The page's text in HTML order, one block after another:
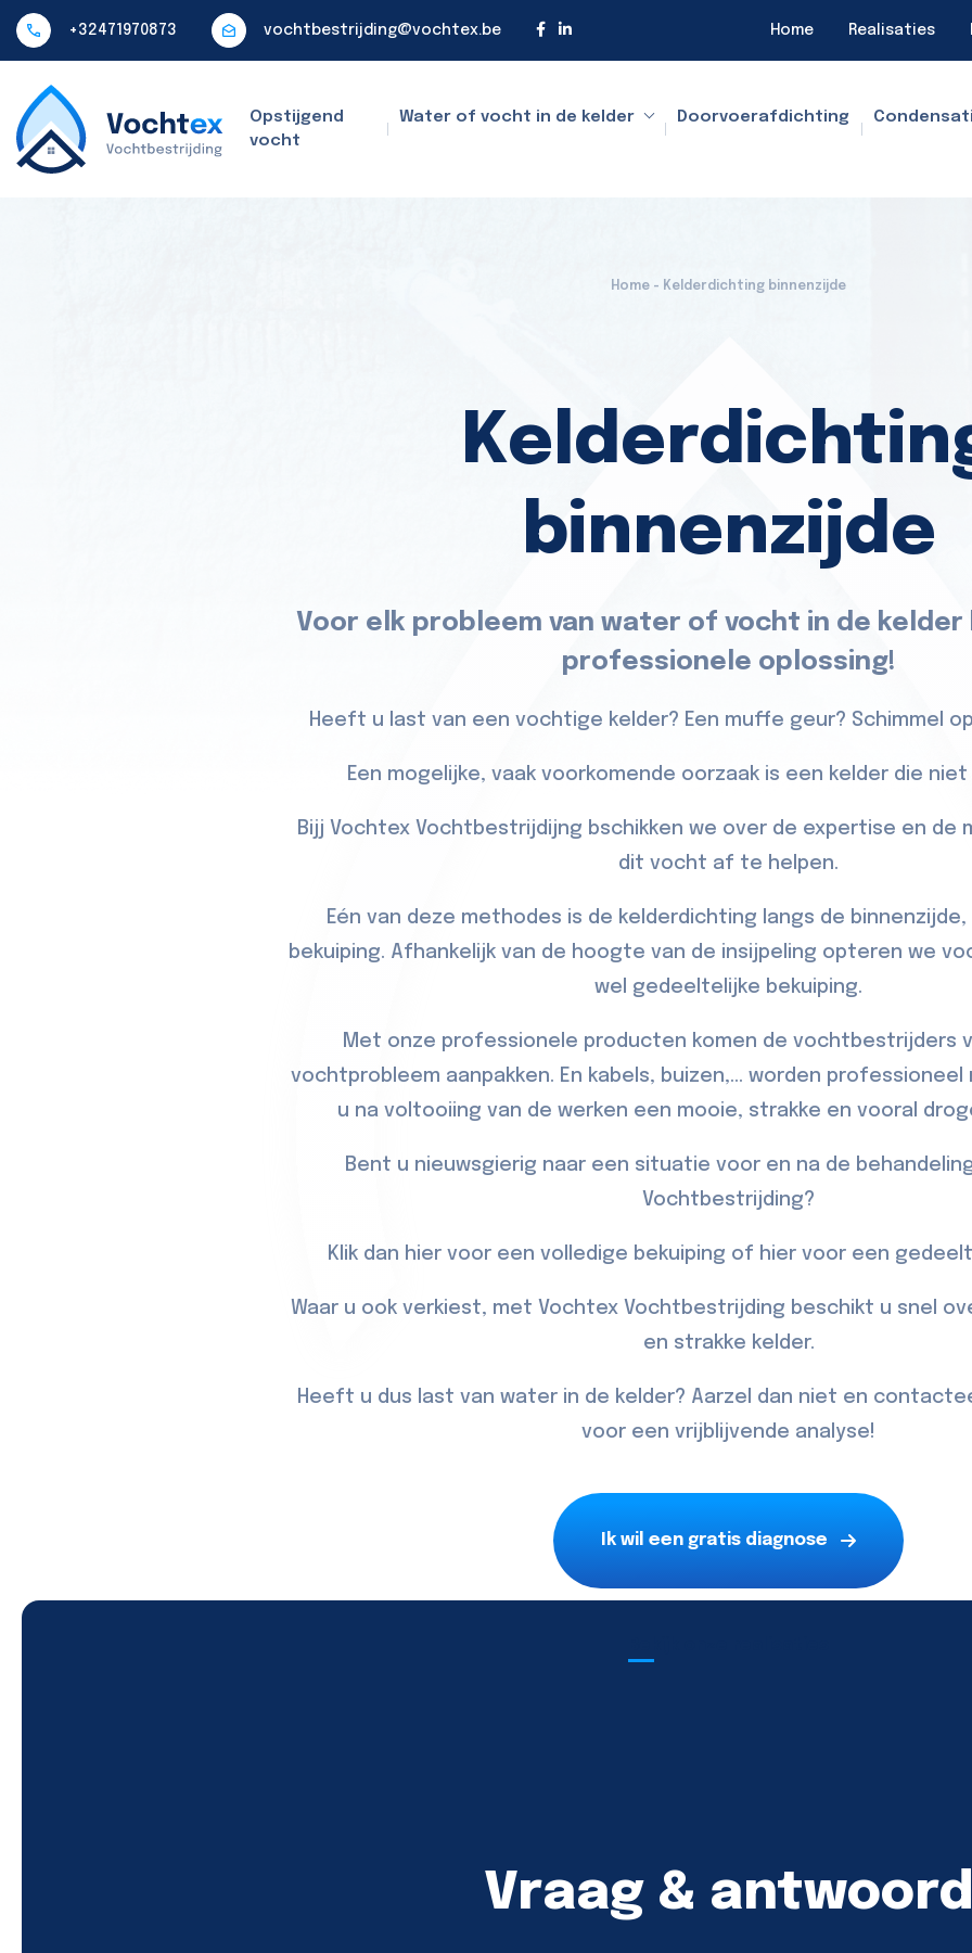
+32471970873 vochtbestrijding@vochtex.be Home Realisaties
Opstijgend
vocht
Water of vocht in de kelder Doorvoerafdichting
Home - Kelderdichting binnenzijde
binnenzijde
Voor elk probleem van water of vocht in de kelder
professionele oplossing!
Heeft u last van een vochtige kelder? Een muffe geur? Schimmel
Een mogelijke, vaak voorkomende oorzaak is een kelder die
Bijj Vochtex Vochtbestrijdijng bschikken we over de expertise en de
dit vocht af te helpen.
Eén van deze methodes is de kelderdichting langs de
bekuiping. Afhankelijk van de hoogte van de insijpeling opteren we
wel gedeeltelijke bekuiping.
Met onze professionele producten komen de vochtbestrijders
vochtprobleem aanpakken. En kabels, buizen,... worden
u na voltooiing van de werken een mooie, strakke en vooral
Bent u nieuwsgierig naar een situatie voor en na de
Vochtbestrijding?
Klik dan hiervoor een volledige bekuiping of hiervoor een
Waar u ook verkiest, met Vochtex Vochtbestrijding beschikt u snel
en strakke kelder.
Heeft u dus last van water in de kelder? Aarzel dan niet en
voor een vrijblijvende analyse!
Ik wil een gratis diagnose
Vraag &